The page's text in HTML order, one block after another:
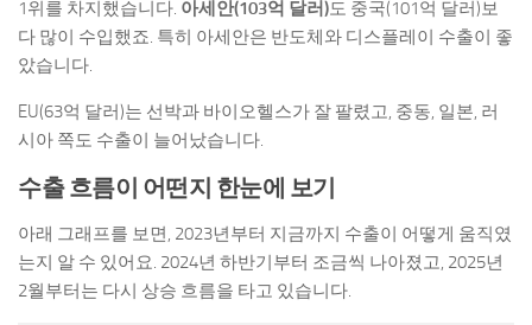
1위를 차지했습니다. 아세안(103억 달러)도 중국(101억 달러)보
다 많이 수입했죠. 특히 아세안은 반도체와 디스플레이 수출이 좋
았습니다.
EU(63억 달러)는 선박과 바이오헬스가 잘 팔렸고, 중동, 일본, 러
시아 쪽도 수출이 늘어났습니다.
수출 흐름이 어떤지 한눈에 보기
아래 그래프를 보면, 2023년부터 지금까지 수출이 어떻게 움직였
는지 알 수 있어요. 2024년 하반기부터 조금씩 나아졌고, 2025년
2월부터는 다시 상승 흐름을 타고 있습니다.